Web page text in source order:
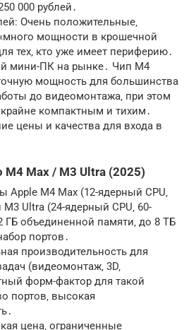
000 рублей․
Очень положительные‚
мощности в крошечной
тех‚ кто уже имеет периферию․
мини-ПК на рынке․ Чип M4
мощность для большинства
до видеомонтажа‚ при этом
крайне компактным и тихим․
цены и качества для входа в
M4 Max / M3 Ultra (2025)
Apple M4 Max (12-ядерный CPU‚
Ultra (24-ядерный CPU‚ 60-
ГБ объединенной памяти‚ до 8 ТБ
портов․
производительность для
(видеомонтаж‚ 3D‚
форм-фактор для такой
портов‚ высокая
цена‚ ограниченные